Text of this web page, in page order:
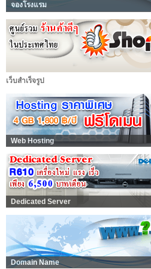
จองโรงแรม
เว็บสำเร็จรูป
Web Hosting
Dedicated Server
Domain Name